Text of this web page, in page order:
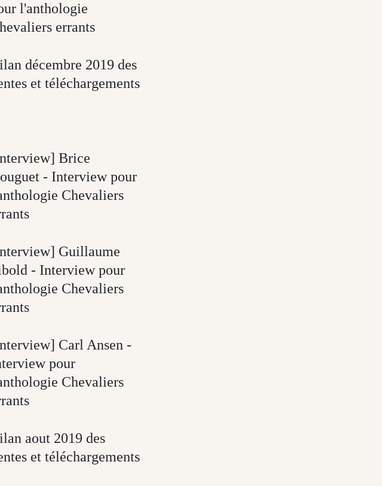
l'anthologie
errants
décembre 2019 des
et téléchargements
Brice
- Interview pour
Chevaliers
Guillaume
- Interview pour
Chevaliers
Carl Ansen -
pour
Chevaliers
aout 2019 des
et téléchargements